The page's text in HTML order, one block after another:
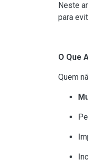
Neste
para
O Que
Quem